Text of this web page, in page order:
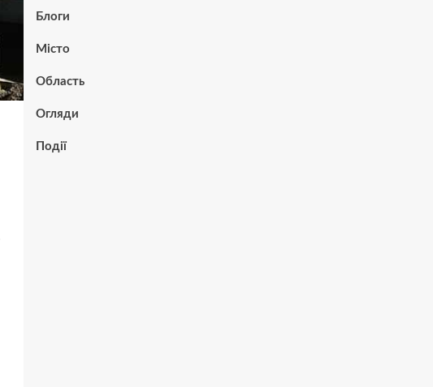
Блоги
Місто
Область
Огляди
Події